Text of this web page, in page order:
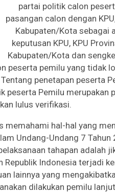
partai politik calon
pasangan calon dengan
Kabupaten/Kota sebagai
keputusan KPU, KPU
Kabupaten/Kota dan
peserta pemilu yang tidak
penetapan peserta
peserta Pemilu merupakan
lulus verifikasi.
memahami hal-hal yang
Undang-Undang 7
tahapan adalah
Republik Indonesia terjadi
lainnya yang
dilakukan pemilu